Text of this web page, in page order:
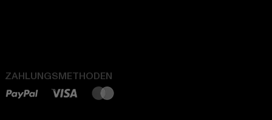
ZAHLUNGSMETHODEN